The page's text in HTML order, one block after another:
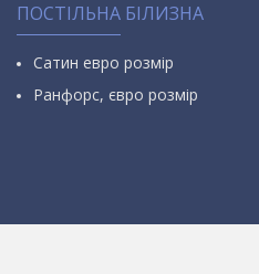
ПОСТІЛЬНА БІЛИЗНА
Сатин евро розмір
Ранфорс, євро розмір